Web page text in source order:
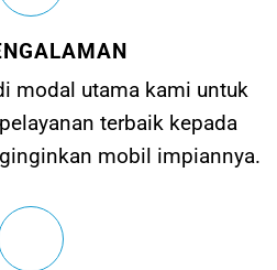
modal utama kami untuk
terbaik kepada
mobil impiannya.